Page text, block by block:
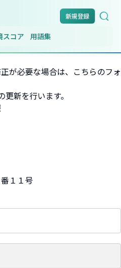
新規登録
スコア 用語集
が必要な場合は、こちらのフォ
新を行います。
１１号